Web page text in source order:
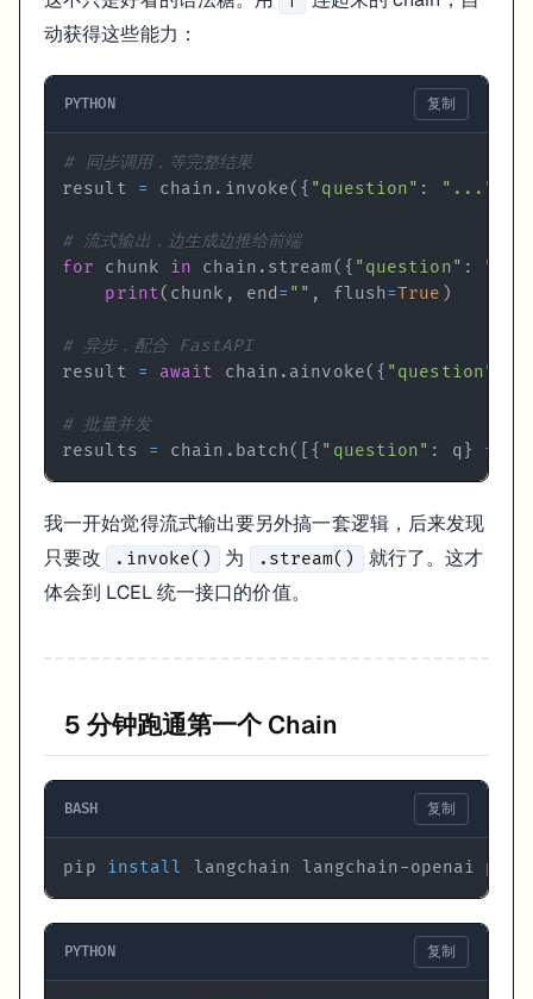
langchain>=0.3.0,<0.4.0
langchain-openai>=0.2.0
不锁版本的话，哪天 pip install -r requirements.txt一跑，线
有一个工具从第一天就应该开启
不开 LangSmith 调试 LangChain 就像闭着眼睛开车——你不知道每一
接入方式非常简单，在.env里加三行：
LANGCHAIN_TRACING_V2=
true
LANGCHAIN_API_KEY=
"ls__..."
不改一行业务代码，自动追踪所有 Chain 调用。免费额度对个人项目完
这不是什么可选的"后期优化"，是应该在写第一行 LangChain 代码的同
小结
几个值得记住的点：
LCEL 的 |语法 是整个框架的核心—— prompt | llm | parser
版本要锁定——LangChain 更新频繁，不锁版本某天会出现莫名
下一步：安装与配置— 5 分钟装好环境，跑通第一个 Chain
动获得这些能力：
PYTHON 复制
# 同步调用，等完整结果
result = chain . invoke( { "question" : "..."
# 流式输出，边生成边推给前端
for chunk in chain . stream( { "question" :
print( chunk , end = "" , flush=True )
# 异步，配合 FastAPI
result = await chain . ainvoke( { "question"
# 批量并发
results = chain . batch( { "question" : q } for
我一开始觉得流式输出要另外搞一套逻辑，后来发现
只要改
.invoke() 为 .stream()
就行了。这才
体会到 LCEL 统一接口的价值。
5 分钟跑通第一个 Chain
BASH 复制
pip install langchain langchain-openai
PYTHON 复制